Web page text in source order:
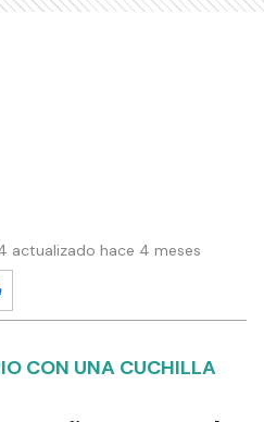
actualizado hace 4 meses
CON UNA CUCHILLA